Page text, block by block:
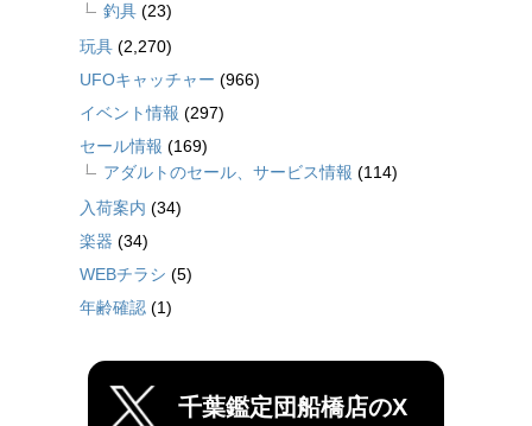
釣具 (23)
玩具 (2,270)
UFOキャッチャー (966)
イベント情報 (297)
セール情報 (169)
アダルトのセール、サービス情報 (114)
入荷案内 (34)
楽器 (34)
WEBチラシ (5)
年齢確認 (1)
千葉鑑定団船橋店のX